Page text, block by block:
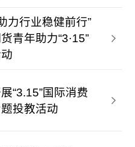
力行业稳健前行”
青年助力“3·15”
“3.15”国际消费
投教活动